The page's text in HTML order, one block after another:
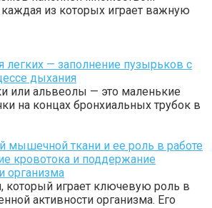
из которых играет важную
легких — заполнение пузырьков с
дыхания
или альвеолы — это маленькие
на концах бронхиальных трубок в
мышечной ткани и ее роль в работе
кровотока и поддержание
организма
который играет ключевую роль в
активности организма. Его